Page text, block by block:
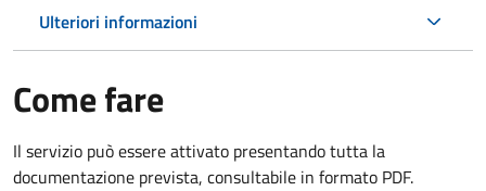
Ulteriori informazioni
Come fare
Il servizio può essere attivato presentando tutta la
documentazione prevista, consultabile in formato PDF.